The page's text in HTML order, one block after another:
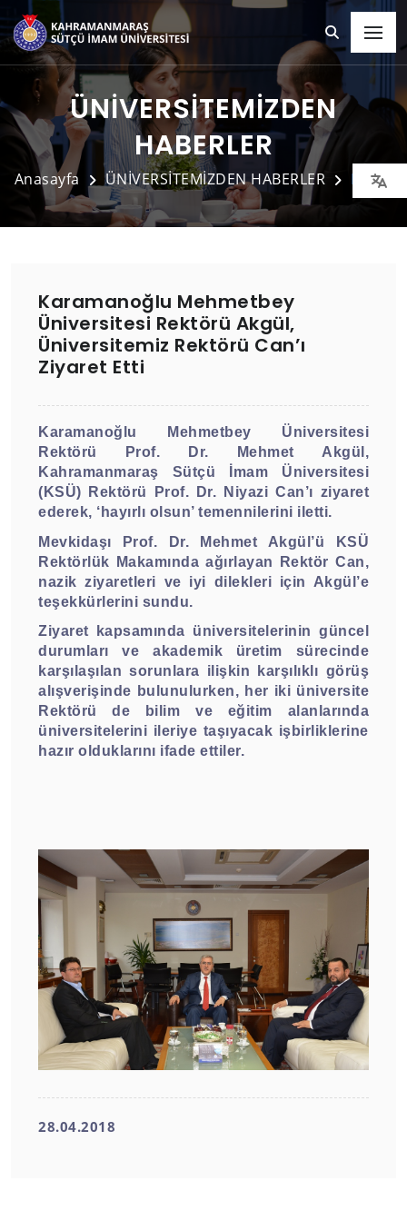
ÜNİVERSİTEMİZDEN
HABERLER
Anasayfa ÜNİVERSİTEMİZDEN HABERLER Detay
Karamanoğlu Mehmetbey
Üniversitesi Rektörü Akgül,
Üniversitemiz Rektörü Can’ı
Ziyaret Etti
Karamanoğlu Mehmetbey Üniversitesi
Rektörü Prof. Dr. Mehmet Akgül,
Kahramanmaraş Sütçü İmam Üniversitesi
(KSÜ) Rektörü Prof. Dr. Niyazi Can’ı ziyaret
ederek, ‘hayırlı olsun’ temennilerini iletti.
Mevkidaşı Prof. Dr. Mehmet Akgül’ü KSÜ
Rektörlük Makamında ağırlayan Rektör Can,
nazik ziyaretleri ve iyi dilekleri için Akgül’e
teşekkürlerini sundu.
Ziyaret kapsamında üniversitelerinin güncel
durumları ve akademik üretim sürecinde
karşılaşılan sorunlara ilişkin karşılıklı görüş
alışverişinde bulunulurken, her iki üniversite
Rektörü de bilim ve eğitim alanlarında
üniversitelerini ileriye taşıyacak işbirliklerine
hazır olduklarını ifade ettiler.
28.04.2018